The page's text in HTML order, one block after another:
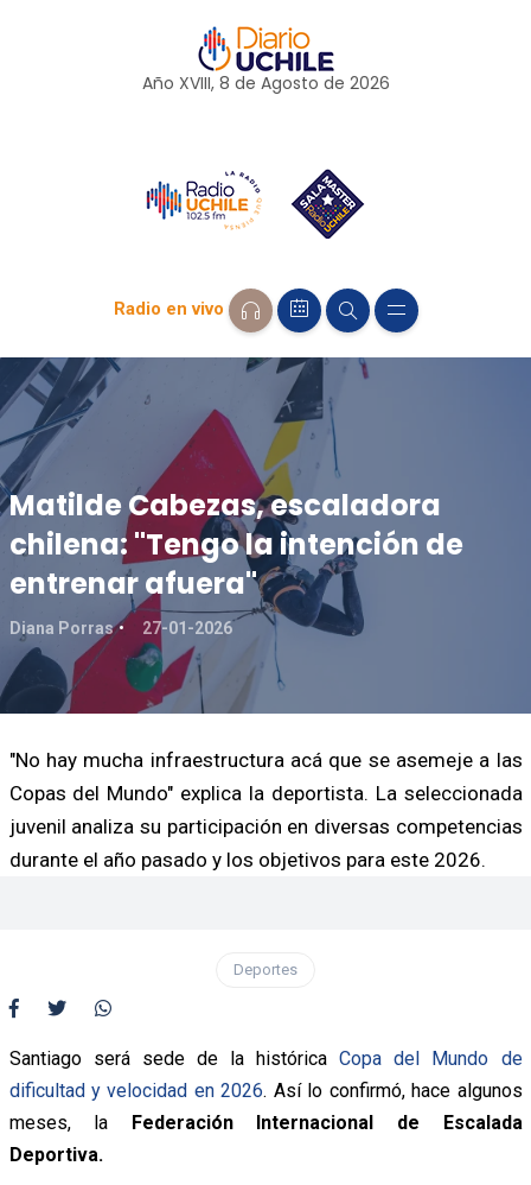
Año XVIII, 8 de Agosto de 2026
Radio en vivo
Matilde Cabezas, escaladora
chilena: "Tengo la intención de
entrenar afuera"
Diana Porras 27-01-2026
"No hay mucha infraestructura acá que se asemeje a las
Copas del Mundo" explica la deportista. La seleccionada
juvenil analiza su participación en diversas competencias
durante el año pasado y los objetivos para este 2026.
Deportes
Santiago será sede de la históricaCopa del Mundo de
dificultad y velocidad en 2026. Así lo confirmó, hace algunos
meses, la Federación Internacional de Escalada
Deportiva.